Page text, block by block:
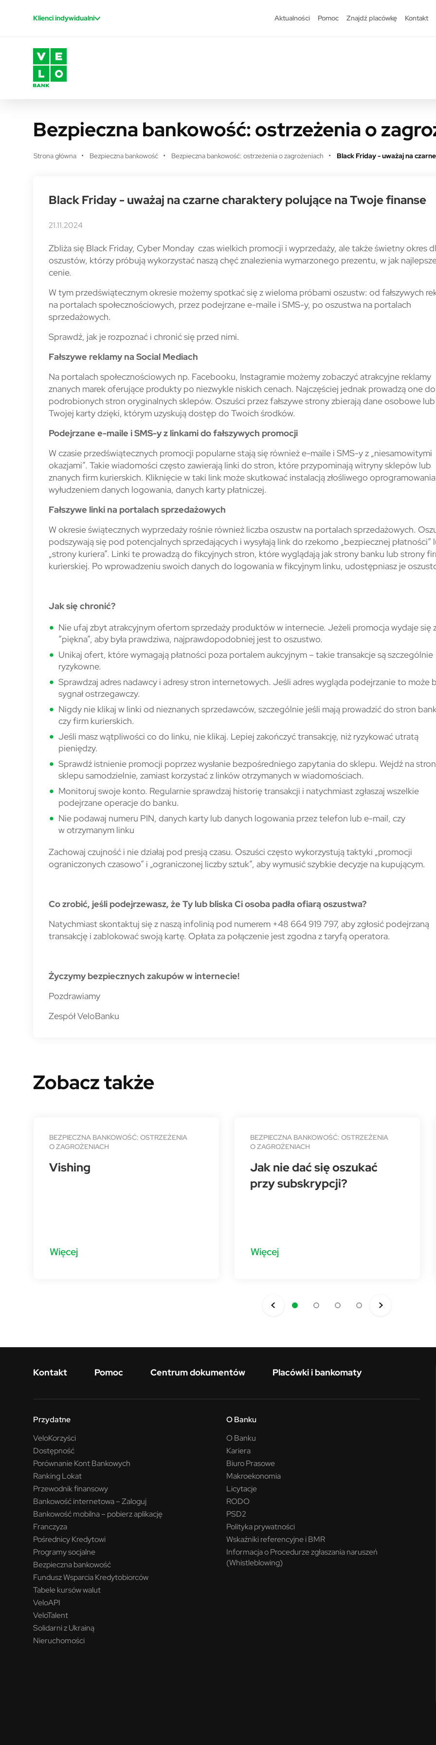
Klienci indywidualni Aktualności Pomoc Znajdź placówkę Kontakt
Bezpieczna bankowość: ostrzeżenia o
Strona główna Bezpieczna bankowość Bezpieczna bankowość: ostrzeżenia o zagrożeniach Black Friday - uważaj na
Black Friday - uważaj na czarne charaktery polujące na Twoje finanse
21.11.2024
Zbliża się Black Friday, Cyber Monday czas wielkich promocji i wyprzedaży, ale także świetny okres
oszustów, którzy próbują wykorzystać naszą chęć znalezienia wymarzonego prezentu, w jak
cenie.
W tym przedświątecznym okresie możemy spotkać się z wieloma próbami oszustw: od fałszywych
na portalach społecznościowych, przez podejrzane e-maile i SMS-y, po oszustwa na portalach
sprzedażowych.
Sprawdź, jak je rozpoznać i chronić się przed nimi.
Fałszywe reklamy na Social Mediach
Na portalach społecznościowych np. Facebooku, Instagramie możemy zobaczyć atrakcyjne reklamy
znanych marek oferujące produkty po niezwykle niskich cenach. Najczęściej jednak prowadzą one do
podrobionych stron oryginalnych sklepów. Oszuści przez fałszywe strony zbierają dane osobowe
Twojej karty dzięki, którym uzyskują dostęp do Twoich środków.
Podejrzane e-maile i SMS-y z linkami do fałszywych promocji
W czasie przedświątecznych promocji popularne stają się również e-maile i SMS-y z „niesamowitymi
okazjami”. Takie wiadomości często zawierają linki do stron, które przypominają witryny sklepów lub
znanych firm kurierskich. Kliknięcie w taki link może skutkować instalacją złośliwego
wyłudzeniem danych logowania, danych karty płatniczej.
Fałszywe linki na portalach sprzedażowych
W okresie świątecznych wyprzedaży rośnie również liczba oszustw na portalach sprzedażowych.
podszywają się pod potencjalnych sprzedających i wysyłają link do rzekomo „bezpiecznej płatności”
„strony kuriera”. Linki te prowadzą do fikcyjnych stron, które wyglądają jak strony banku lub strony
kurierskiej. Po wprowadzeniu swoich danych do logowania w fikcyjnym linku, udostępniasz je
Jak się chronić?
Nie ufaj zbyt atrakcyjnym ofertom sprzedaży produktów w internecie. Jeżeli promocja wydaje się
”piękna”, aby była prawdziwa, najprawdopodobniej jest to oszustwo.
Unikaj ofert, które wymagają płatności poza portalem aukcyjnym – takie transakcje są szczególnie
ryzykowne.
Sprawdzaj adres nadawcy i adresy stron internetowych. Jeśli adres wygląda podejrzanie to może
sygnał ostrzegawczy.
Nigdy nie klikaj w linki od nieznanych sprzedawców, szczególnie jeśli mają prowadzić do stron
czy firm kurierskich.
Jeśli masz wątpliwości co do linku, nie klikaj. Lepiej zakończyć transakcję, niż ryzykować utratą
pieniędzy.
Sprawdź istnienie promocji poprzez wysłanie bezpośredniego zapytania do sklepu. Wejdź na
sklepu samodzielnie, zamiast korzystać z linków otrzymanych w wiadomościach.
Monitoruj swoje konto. Regularnie sprawdzaj historię transakcji i natychmiast zgłaszaj wszelkie
podejrzane operacje do banku.
Nie podawaj numeru PIN, danych karty lub danych logowania przez telefon lub e-mail, czy
w otrzymanym linku
Zachowaj czujność i nie działaj pod presją czasu. Oszuści często wykorzystują taktyki „promocji
ograniczonych czasowo” i „ograniczonej liczby sztuk”, aby wymusić szybkie decyzje na kupującym.
Co zrobić, jeśli podejrzewasz, że Ty lub bliska Ci osoba padła ofiarą oszustwa?
Natychmiast skontaktuj się z naszą infolinią pod numerem +48 664 919 797, aby zgłosić podejrzaną
transakcję i zablokować swoją kartę. Opłata za połączenie jest zgodna z taryfą operatora.
Życzymy bezpiecznych zakupów w internecie!
Pozdrawiamy
Zespół VeloBanku
Zobacz także
BEZPIECZNA BANKOWOŚĆ: OSTRZEŻENIA
O ZAGROŻENIACH
Vishing
Więcej
BEZPIECZNA BANKOWOŚĆ: OSTRZEŻENIA
O ZAGROŻENIACH
Jak nie dać się oszukać
przy subskrypcji?
Więcej
Menu w stopce
Kontakt Pomoc Centrum dokumentów Placówki i bankomaty
Przydatne
VeloKorzyści
Dostępność
Porównanie Kont Bankowych
Ranking Lokat
Przewodnik finansowy
Bankowość internetowa – Zaloguj
Bankowość mobilna – pobierz aplikację
Franczyza
Pośrednicy Kredytowi
Programy socjalne
Bezpieczna bankowość
Fundusz Wsparcia Kredytobiorców
Tabele kursów walut
VeloAPI
VeloTalent
Solidarni z Ukrainą
Nieruchomości
O Banku
O Banku
Kariera
Biuro Prasowe
Makroekonomia
Licytacje
RODO
PSD2
Polityka prywatności
Wskaźniki referencyjne i BMR
Informacja o Procedurze zgłaszania naruszeń
(Whistleblowing)